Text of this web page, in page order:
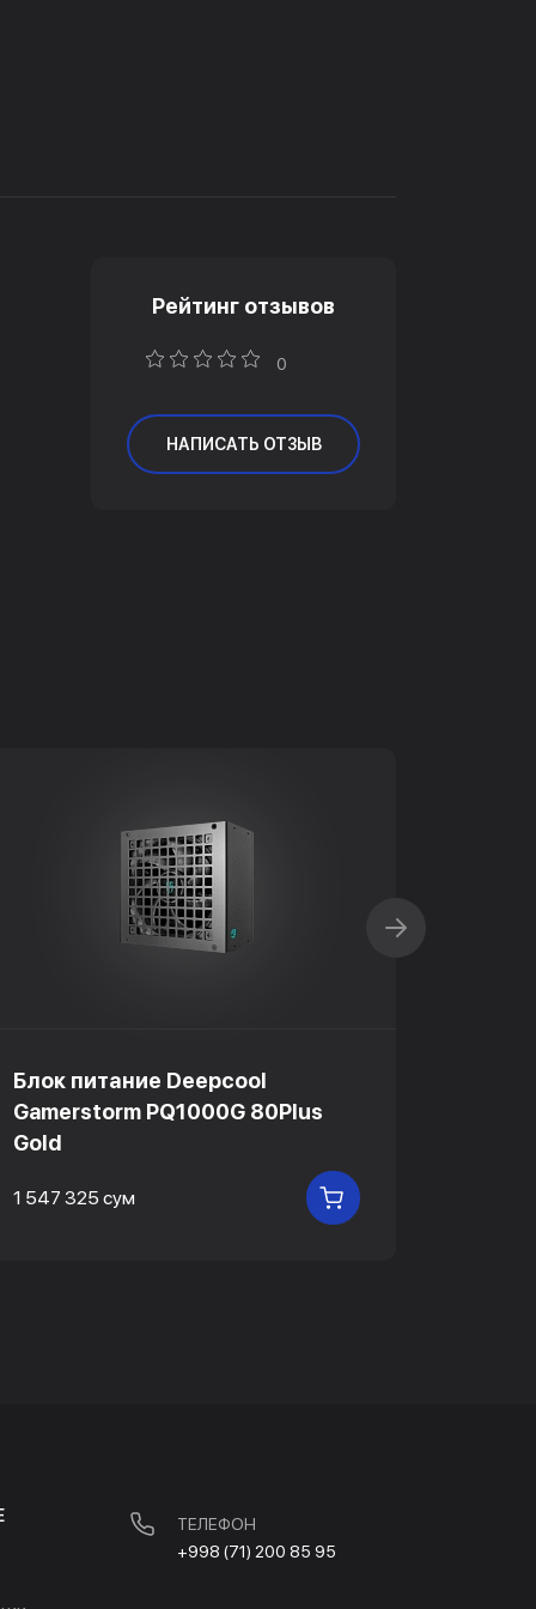
Рейтинг отзывов
0
НАПИСАТЬ ОТЗЫВ
Блок питание Deepcool
Gamerstorm PQ1000G 80Plus
Gold
1 547 325 сум В КОРЗИНУ
ТЕЛЕФОН
+998 (71) 200 85 95